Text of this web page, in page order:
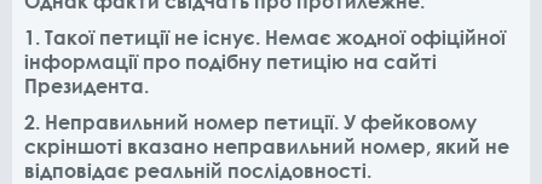
1. Такої петиції не існує. Немає жодної офіційної
інформації про подібну петицію на сайті
Президента.
2. Неправильний номер петиції. У фейковому
скріншоті вказано неправильний номер, який не
відповідає реальній послідовності.